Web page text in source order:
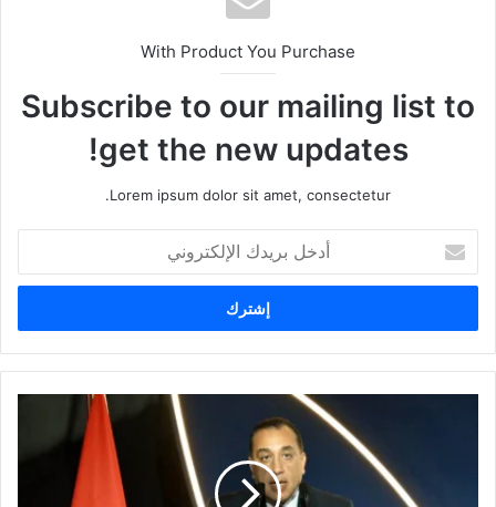
With Product You Purchase
Subscribe to our mailing list to
get the new updates!
Lorem ipsum dolor sit amet, consectetur.
خ
ب
ر